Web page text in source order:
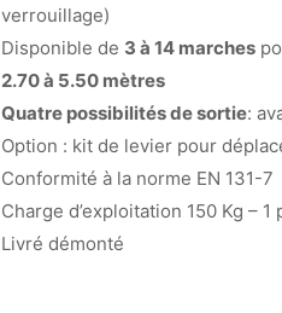
verrouillage)
Disponible de 3 à 14 marches
2.70 à 5.50 mètres
Quatre possibilités de sortie:
Option : kit de levier pour
Conformité à la norme EN 131-7
Charge d’exploitation 150 Kg – 1
Livré démonté